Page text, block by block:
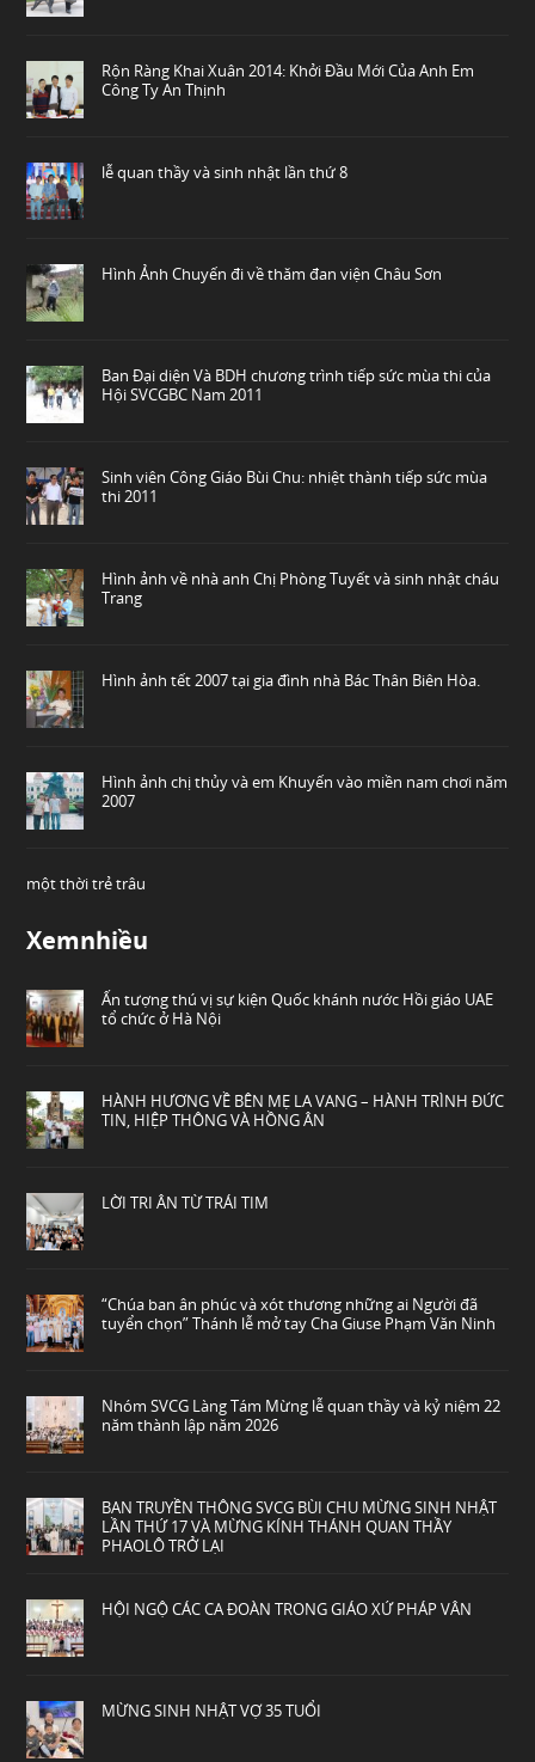
Rộn Ràng Khai Xuân 2014: Khởi Đầu Mới Của Anh Em
Công Ty An Thịnh
lễ quan thầy và sinh nhật lần thứ 8
Hình Ảnh Chuyến đi về thăm đan viện Châu Sơn
Ban Đại diện Và BDH chương trình tiếp sức mùa thi của
Hội SVCGBC Nam 2011
Sinh viên Công Giáo Bùi Chu: nhiệt thành tiếp sức mùa
thi 2011
Hình ảnh về nhà anh Chị Phòng Tuyết và sinh nhật cháu
Trang
Hình ảnh tết 2007 tại gia đình nhà Bác Thân Biên Hòa.
Hình ảnh chị thủy và em Khuyến vào miền nam chơi năm
2007
một thời trẻ trâu
Xemnhiều
Ấn tượng thú vị sự kiện Quốc khánh nước Hồi giáo UAE
tổ chức ở Hà Nội
HÀNH HƯƠNG VỀ BÊN MẸ LA VANG – HÀNH TRÌNH ĐỨC
TIN, HIỆP THÔNG VÀ HỒNG ÂN
LỜI TRI ÂN TỪ TRÁI TIM
“Chúa ban ân phúc và xót thương những ai Người đã
tuyển chọn” Thánh lễ mở tay Cha Giuse Phạm Văn Ninh
Nhóm SVCG Làng Tám Mừng lễ quan thầy và kỷ niệm 22
năm thành lập năm 2026
BAN TRUYỀN THÔNG SVCG BÙI CHU MỪNG SINH NHẬT
LẦN THỨ 17 VÀ MỪNG KÍNH THÁNH QUAN THẦY
PHAOLÔ TRỞ LẠI
HỘI NGỘ CÁC CA ĐOÀN TRONG GIÁO XỨ PHÁP VÂN
MỪNG SINH NHẬT VỢ 35 TUỔI